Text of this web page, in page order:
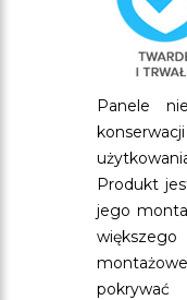
Panele
Produkt
jego